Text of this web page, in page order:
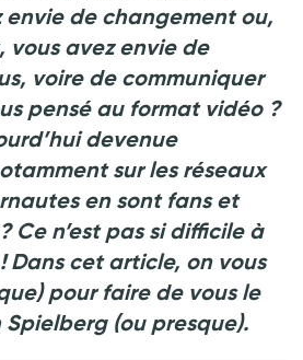
envie de changement ou,
vous avez envie de
voire de communiquer
pensé au format vidéo ?
devenue
sur les réseaux
en sont fans et
? Ce n’est pas si difficile à
! Dans cet article, on vous
pour faire de vous le
(ou presque).